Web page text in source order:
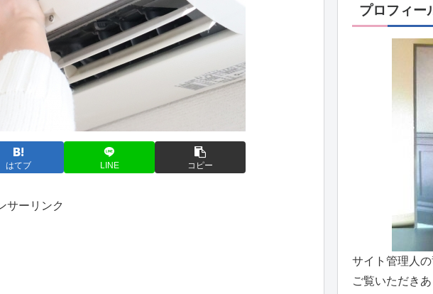
はてブ LINE コピー
サーリンク
プロフィー
サイト管理人の
ご覧いただき